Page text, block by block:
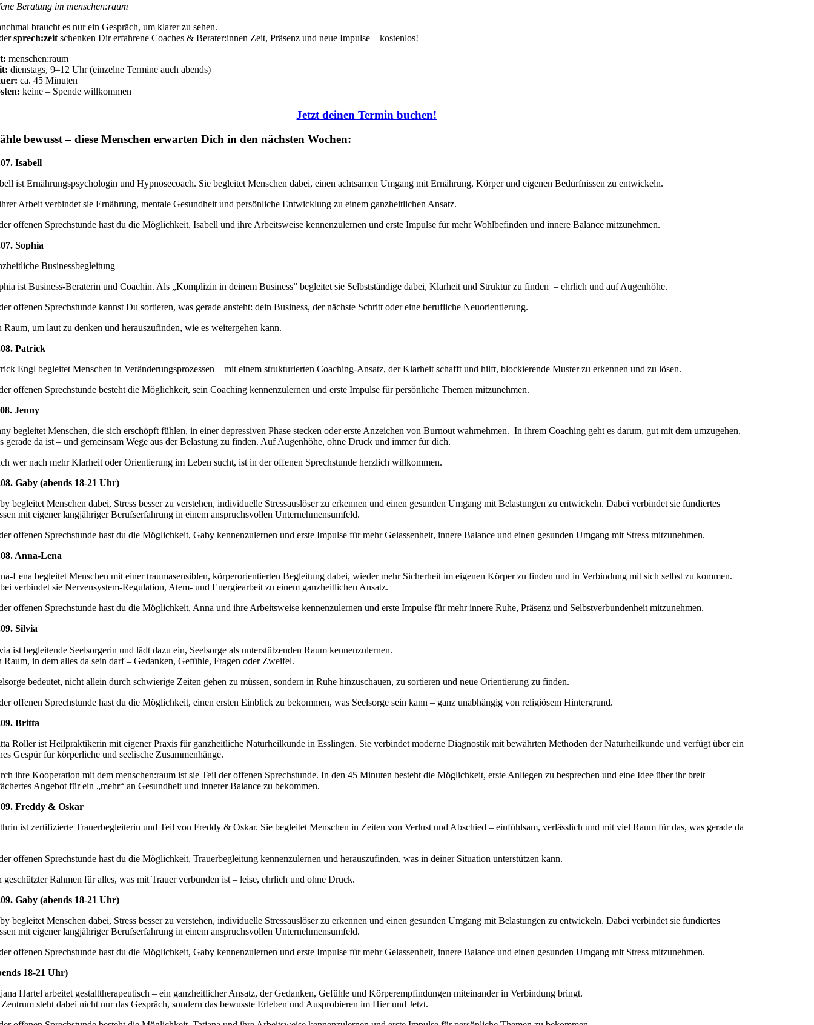
Beratung im menschen:raum
braucht es nur ein Gespräch, um klarer zu sehen.
sprech:zeit schenken Dir erfahrene Coaches & Berater:innen Zeit, Präsenz und neue Impulse – kostenlos!
menschen:raum
dienstags, 9–12 Uhr (einzelne Termine auch abends)
ca. 45 Minuten
keine – Spende willkommen
Jetzt deinen Termin buchen!
bewusst – diese Menschen erwarten Dich in den nächsten Wochen:
Isabell
ist Ernährungspsychologin und Hypnosecoach. Sie begleitet Menschen dabei, einen achtsamen Umgang mit Ernährung, Körper und eigenen Bedürfnissen zu entwickeln.
Arbeit verbindet sie Ernährung, mentale Gesundheit und persönliche Entwicklung zu einem ganzheitlichen Ansatz.
offenen Sprechstunde hast du die Möglichkeit, Isabell und ihre Arbeitsweise kennenzulernen und erste Impulse für mehr Wohlbefinden und innere Balance mitzunehmen.
Sophia
Businessbegleitung
ist Business-Beraterin und Coachin. Als „Komplizin in deinem Business” begleitet sie Selbstständige dabei, Klarheit und Struktur zu finden – ehrlich und auf Augenhöhe.
offenen Sprechstunde kannst Du sortieren, was gerade ansteht: dein Business, der nächste Schritt oder eine berufliche Neuorientierung.
Raum, um laut zu denken und herauszufinden, wie es weitergehen kann.
Patrick
Engl begleitet Menschen in Veränderungsprozessen – mit einem strukturierten Coaching-Ansatz, der Klarheit schafft und hilft, blockierende Muster zu erkennen und zu lösen.
offenen Sprechstunde besteht die Möglichkeit, sein Coaching kennenzulernen und erste Impulse für persönliche Themen mitzunehmen.
Jenny
begleitet Menschen, die sich erschöpft fühlen, in einer depressiven Phase stecken oder erste Anzeichen von Burnout wahrnehmen. In ihrem Coaching geht es darum, gut mit dem umzugehen,
gerade da ist – und gemeinsam Wege aus der Belastung zu finden. Auf Augenhöhe, ohne Druck und immer für dich.
wer nach mehr Klarheit oder Orientierung im Leben sucht, ist in der offenen Sprechstunde herzlich willkommen.
Gaby (abends 18-21 Uhr)
begleitet Menschen dabei, Stress besser zu verstehen, individuelle Stressauslöser zu erkennen und einen gesunden Umgang mit Belastungen zu entwickeln. Dabei verbindet sie fundiertes
mit eigener langjähriger Berufserfahrung in einem anspruchsvollen Unternehmensumfeld.
offenen Sprechstunde hast du die Möglichkeit, Gaby kennenzulernen und erste Impulse für mehr Gelassenheit, innere Balance und einen gesunden Umgang mit Stress mitzunehmen.
Anna-Lena
Lena begleitet Menschen mit einer traumasensiblen, körperorientierten Begleitung dabei, wieder mehr Sicherheit im eigenen Körper zu finden und in Verbindung mit sich selbst zu kommen.
verbindet sie Nervensystem-Regulation, Atem- und Energiearbeit zu einem ganzheitlichen Ansatz.
offenen Sprechstunde hast du die Möglichkeit, Anna und ihre Arbeitsweise kennenzulernen und erste Impulse für mehr innere Ruhe, Präsenz und Selbstverbundenheit mitzunehmen.
Silvia
ist begleitende Seelsorgerin und lädt dazu ein, Seelsorge als unterstützenden Raum kennenzulernen.
Raum, in dem alles da sein darf – Gedanken, Gefühle, Fragen oder Zweifel.
bedeutet, nicht allein durch schwierige Zeiten gehen zu müssen, sondern in Ruhe hinzuschauen, zu sortieren und neue Orientierung zu finden.
offenen Sprechstunde hast du die Möglichkeit, einen ersten Einblick zu bekommen, was Seelsorge sein kann – ganz unabhängig von religiösem Hintergrund.
Britta
Roller ist Heilpraktikerin mit eigener Praxis für ganzheitliche Naturheilkunde in Esslingen. Sie verbindet moderne Diagnostik mit bewährten Methoden der Naturheilkunde und verfügt über ein
Gespür für körperliche und seelische Zusammenhänge.
ihre Kooperation mit dem menschen:raum ist sie Teil der offenen Sprechstunde. In den 45 Minuten besteht die Möglichkeit, erste Anliegen zu besprechen und eine Idee über ihr breit
Angebot für ein „mehr“ an Gesundheit und innerer Balance zu bekommen.
Freddy & Oskar
ist zertifizierte Trauerbegleiterin und Teil von Freddy & Oskar. Sie begleitet Menschen in Zeiten von Verlust und Abschied – einfühlsam, verlässlich und mit viel Raum für das, was gerade da
offenen Sprechstunde hast du die Möglichkeit, Trauerbegleitung kennenzulernen und herauszufinden, was in deiner Situation unterstützen kann.
geschützter Rahmen für alles, was mit Trauer verbunden ist – leise, ehrlich und ohne Druck.
Gaby (abends 18-21 Uhr)
begleitet Menschen dabei, Stress besser zu verstehen, individuelle Stressauslöser zu erkennen und einen gesunden Umgang mit Belastungen zu entwickeln. Dabei verbindet sie fundiertes
mit eigener langjähriger Berufserfahrung in einem anspruchsvollen Unternehmensumfeld.
offenen Sprechstunde hast du die Möglichkeit, Gaby kennenzulernen und erste Impulse für mehr Gelassenheit, innere Balance und einen gesunden Umgang mit Stress mitzunehmen.
18-21 Uhr)
Hartel arbeitet gestalttherapeutisch – ein ganzheitlicher Ansatz, der Gedanken, Gefühle und Körperempfindungen miteinander in Verbindung bringt.
steht dabei nicht nur das Gespräch, sondern das bewusste Erleben und Ausprobieren im Hier und Jetzt.